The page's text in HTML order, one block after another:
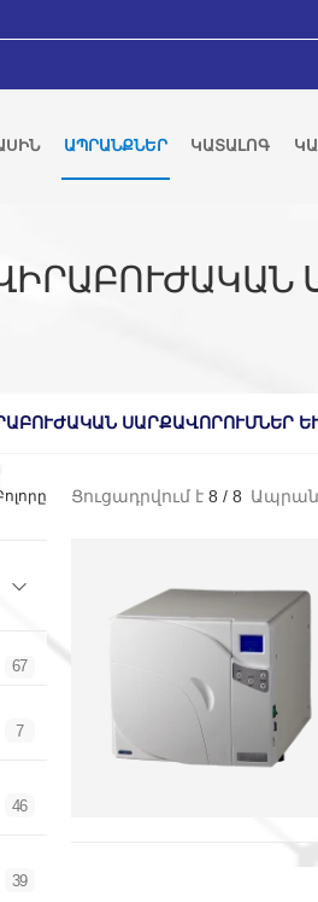
ԱՊՐԱՆՔՆԵՐ ԿԱՏԱԼՈԳ
ՍԱՐՔԱՎՈՐՈՒՄՆԵՐ
Ցուցադրվում է 8 / 8
67
7
46
39